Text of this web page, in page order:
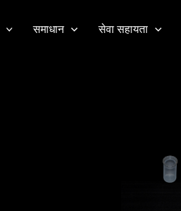
समाधान सेवा सहायता